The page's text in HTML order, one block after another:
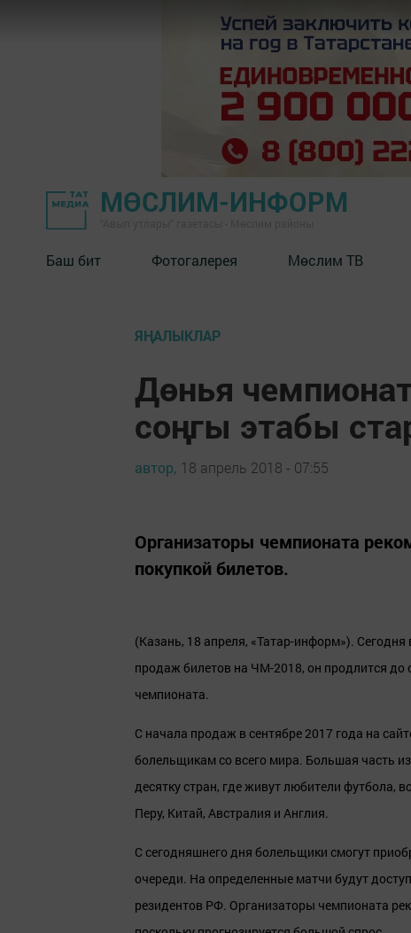
МӨСЛИМ-ИНФОРМ
Баш бит Фотогалерея Мөслим ТВ
ЯҢАЛЫКЛАР
Дөнья
соңгы этабы
автор, 18 апрель 2018 - 07:55
Организаторы чемпионата
покупкой билетов.
(Казань, 18 апреля, «Татар-информ»).
продаж билетов на ЧМ-2018, он продлится
чемпионата.
С начала продаж в сентябре 2017 года на
болельщикам со всего мира. Большая часть
десятку стран, где живут любители футбола,
Перу, Китай, Австралия и Англия.
С сегодняшнего дня болельщики смогут
очереди. На определенные матчи будут
резидентов РФ. Организаторы чемпионата